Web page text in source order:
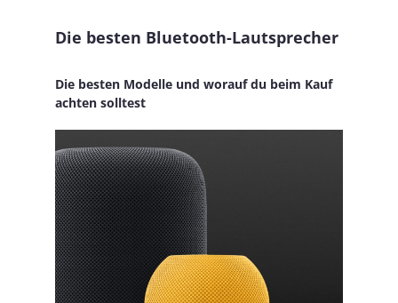
Die besten Bluetooth-Lautsprecher
Die besten Modelle und worauf du beim Kauf
achten solltest